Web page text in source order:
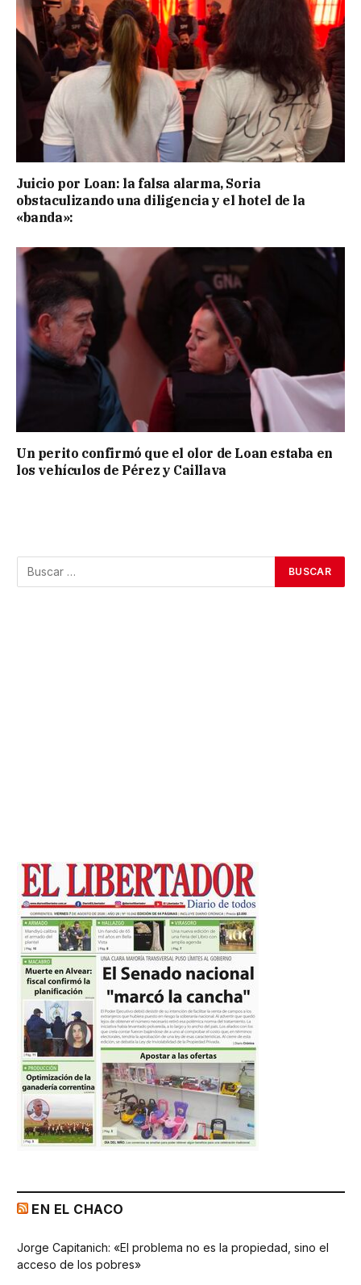
Juicio por Loan: la falsa alarma, Soria
obstaculizando una diligencia y el hotel de la
«banda»:
Un perito confirmó que el olor de Loan estaba en
los vehículos de Pérez y Caillava
EN EL CHACO
Jorge Capitanich: «El problema no es la propiedad, sino el
acceso de los pobres»